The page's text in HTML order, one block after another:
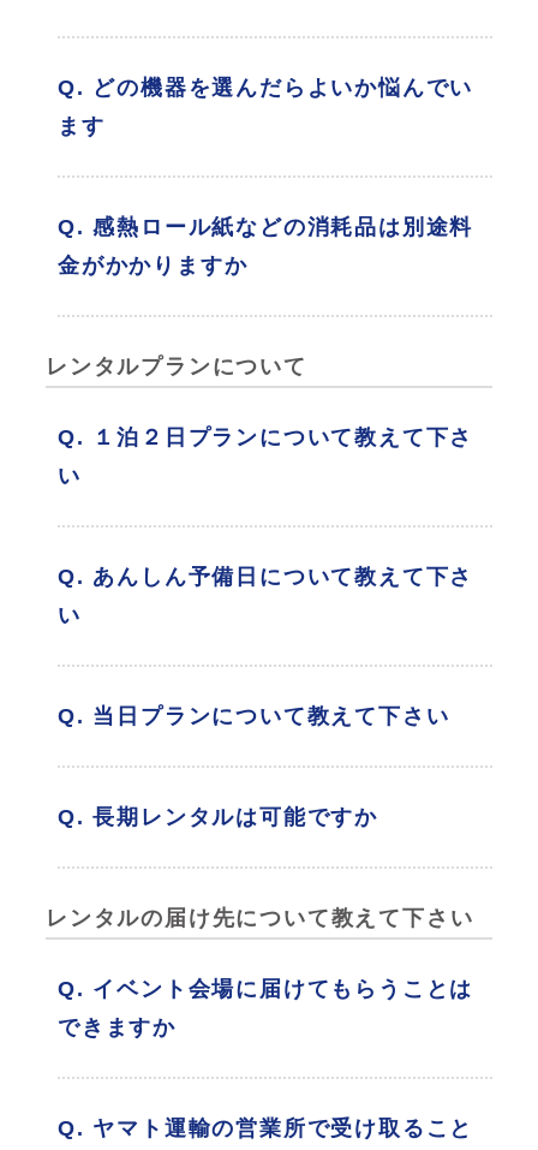
Q. どの機器を選んだらよいか悩んでい
ます
Q. 感熱ロール紙などの消耗品は別途料
金がかかりますか
レンタルプランについて
Q. １泊２日プランについて教えて下さ
い
Q. あんしん予備日について教えて下さ
い
Q. 当日プランについて教えて下さい
Q. 長期レンタルは可能ですか
レンタルの届け先について教えて下さい
Q. イベント会場に届けてもらうことは
できますか
Q. ヤマト運輸の営業所で受け取ること